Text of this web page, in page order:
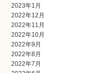
2023年1月
2022年12月
2022年11月
2022年10月
2022年9月
2022年8月
2022年7月